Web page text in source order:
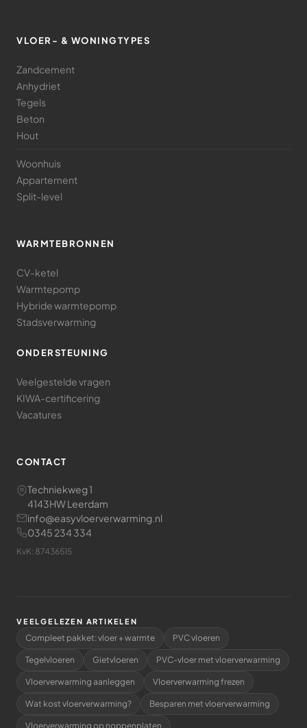
VLOER- & WONINGTYPES
Zandcement
Anhydriet
Tegels
Beton
Hout
Woonhuis
Appartement
Split-level
WARMTEBRONNEN
CV-ketel
Warmtepomp
Hybride warmtepomp
Stadsverwarming
ONDERSTEUNING
Veelgestelde vragen
KIWA-certificering
Vacatures
CONTACT
Techniekweg 1
4143HW Leerdam
info@easyvloerverwarming.nl
0345 234 334
KvK: 87436515
VEELGELEZEN ARTIKELEN
Compleet pakket: vloer + warmte PVC vloeren
Tegelvloeren Gietvloeren PVC-vloer met vloerverwarming
Vloerverwarming aanleggen Vloerverwarming frezen
Wat kost vloerverwarming? Besparen met vloerverwarming
Vloerverwarming op noppenplaten